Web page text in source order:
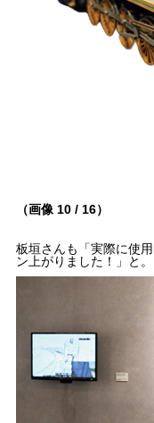
（画像 10 / 16）
板垣さんも「実際に使
ン上がりました！」と。